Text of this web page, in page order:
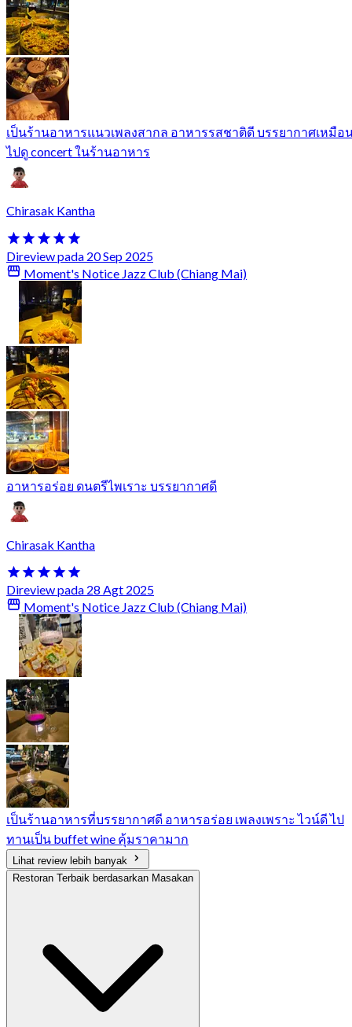
เป็นร้านอาหารแนวเพลงสากล อาหารรสชาติดี บรรยากาศเหมือ
ไปดู concert ในร้านอาหาร
Chirasak Kantha
Direview pada 20 Sep 2025
Moment's Notice Jazz Club (Chiang Mai)
อาหารอร่อย ดนตรีไพเราะ บรรยากาศดี
Chirasak Kantha
Direview pada 28 Agt 2025
Moment's Notice Jazz Club (Chiang Mai)
เป็นร้านอาหารที่บรรยากาศดี อาหารอร่อย เพลงเพราะ ไวน์ดี ไป
ทานเป็น buffet wine คุ้มราคามาก
Lihat review lebih banyak
Restoran Terbaik berdasarkan Masakan